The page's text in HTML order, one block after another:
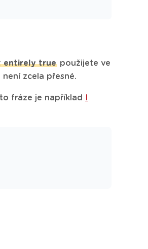
entirely true použijete ve
zcela přesné.
fráze je například